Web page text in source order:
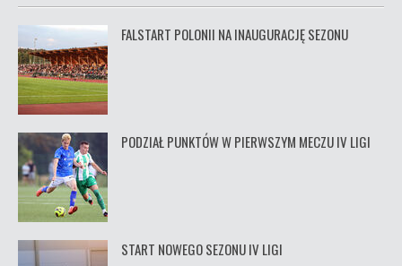
FALSTART POLONII NA INAUGURACJĘ SEZONU
PODZIAŁ PUNKTÓW W PIERWSZYM MECZU IV LIGI
START NOWEGO SEZONU IV LIGI